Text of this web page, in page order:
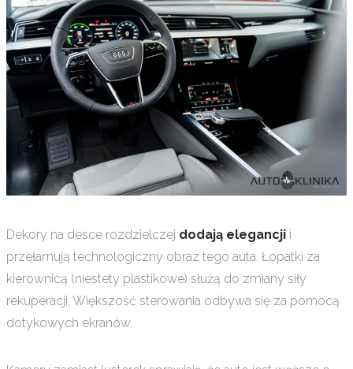
Dekory na desce rozdzielczej dodają elegancji i
przełamują technologiczny obraz tego auta. Łopatki za
kierownicą (niestety plastikowe) służą do zmiany siły
rekuperacji. Większość sterowania odbywa się za pomocą
dotykowych ekranów.